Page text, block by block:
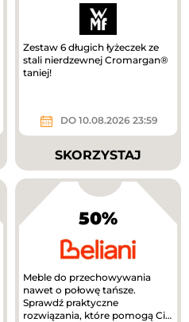
Zestaw 6 długich łyżeczek ze
stali nierdzewnej Cromargan®
taniej!
DO 10.08.2026 23:59
SKORZYSTAJ
50%
Meble do przechowywania
nawet o połowę tańsze.
Sprawdź praktyczne
rozwiązania, które pomogą Ci